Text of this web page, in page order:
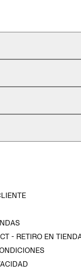
- RETIRO EN